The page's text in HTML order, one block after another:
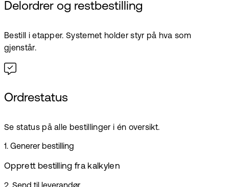
Delordrer og restbestilling
Bestill i etapper. Systemet holder styr på hva som
gjenstår.
Ordrestatus
Se status på alle bestillinger i én oversikt.
1. Generer bestilling
Opprett bestilling fra kalkylen